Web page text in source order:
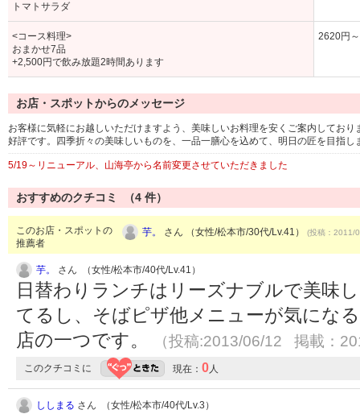
トマトサラダ
<コース料理>
おまかせ7品
+2,500円で飲み放題2時間あります
2620円～
お店・スポットからのメッセージ
お客様に気軽にお越しいただけますよう、美味しいお料理を安くご案内してお
好評です。四季折々の美味しいものを、一品一膳心を込めて、明日の匠を目指し
5/19～リニューアル、山海亭から名前変更させていただきました
おすすめのクチコミ （4 件）
このお店・スポットの
推薦者
芋。 さん （女性/松本市/30代/Lv.41） (投稿：2011/
芋。 さん （女性/松本市/40代/Lv.41）
日替わりランチはリーズナブルで美味
てるし、そばピザ他メニューが気にな
店の一つです。
（投稿:2013/06/12 掲載：
このクチコミに 現在： 0人
ししまる さん （女性/松本市/40代/Lv.3）